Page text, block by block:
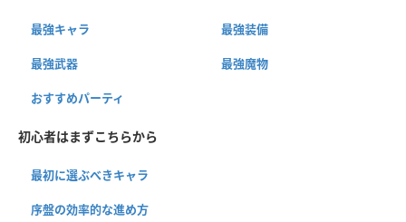
最強キャラ 最強装備
最強武器 最強魔物
おすすめパーティ
初心者はまずこちらから
最初に選ぶべきキャラ
序盤の効率的な進め方